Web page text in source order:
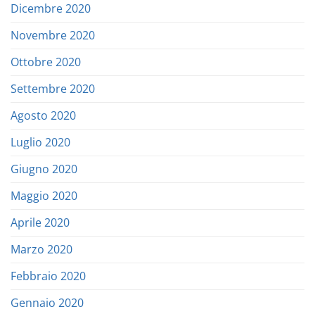
Dicembre 2020
Novembre 2020
Ottobre 2020
Settembre 2020
Agosto 2020
Luglio 2020
Giugno 2020
Maggio 2020
Aprile 2020
Marzo 2020
Febbraio 2020
Gennaio 2020